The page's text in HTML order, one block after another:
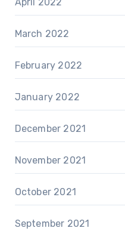
March 2022
February 2022
January 2022
December 2021
November 2021
October 2021
September 2021